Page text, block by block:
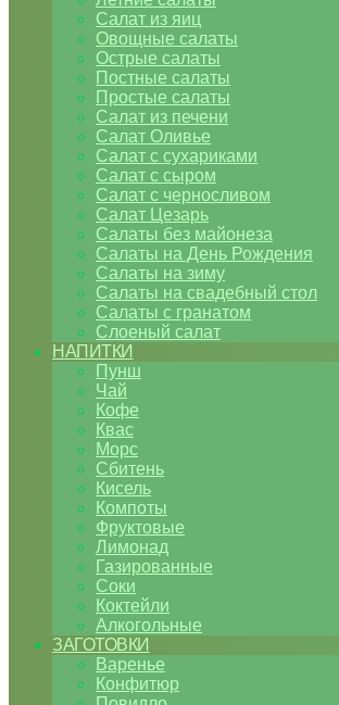
Салат из яиц
Овощные салаты
Острые салаты
Постные салаты
Простые салаты
Салат из печени
Салат Оливье
Салат с сухариками
Салат с сыром
Салат с черносливом
Салат Цезарь
Салаты без майонеза
Салаты на День Рождения
Салаты на зиму
Салаты на свадебный стол
Салаты с гранатом
Слоеный салат
НАПИТКИ
Пунш
Чай
Кофе
Квас
Морс
Сбитень
Кисель
Компоты
Фруктовые
Лимонад
Газированные
Соки
Коктейли
Алкогольные
ЗАГОТОВКИ
Варенье
Конфитюр